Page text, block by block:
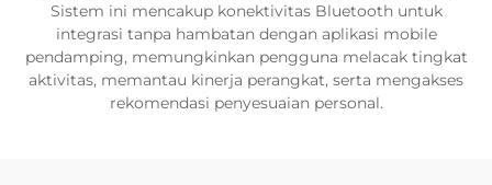
Sistem ini mencakup konektivitas Bluetooth untuk
integrasi tanpa hambatan dengan aplikasi mobile
pendamping, memungkinkan pengguna melacak tingkat
aktivitas, memantau kinerja perangkat, serta mengakses
rekomendasi penyesuaian personal.